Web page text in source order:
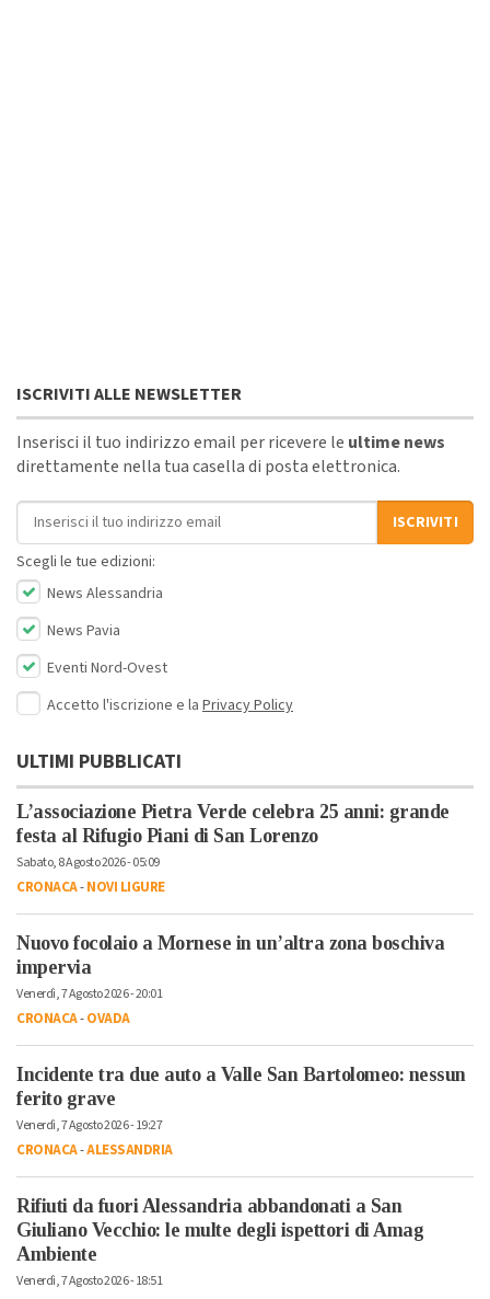
ISCRIVITI ALLE NEWSLETTER
Inserisci il tuo indirizzo email per ricevere le ultime news
direttamente nella tua casella di posta elettronica.
Indirizzo email
ISCRIVITI
Scegli le tue edizioni:
News Alessandria
News Pavia
Eventi Nord-Ovest
Accetto l'iscrizione e la Privacy Policy
ULTIMI PUBBLICATI
L’associazione Pietra Verde celebra 25 anni: grande
festa al Rifugio Piani di San Lorenzo
Sabato, 8 Agosto 2026 - 05:09
CRONACA-NOVI LIGURE
Nuovo focolaio a Mornese in un’altra zona boschiva
impervia
Venerdì, 7 Agosto 2026 - 20:01
CRONACA-OVADA
Incidente tra due auto a Valle San Bartolomeo: nessun
ferito grave
Venerdì, 7 Agosto 2026 - 19:27
CRONACA-ALESSANDRIA
Rifiuti da fuori Alessandria abbandonati a San
Giuliano Vecchio: le multe degli ispettori di Amag
Ambiente
Venerdì, 7 Agosto 2026 - 18:51